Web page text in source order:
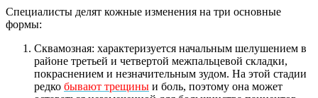
Специалисты делят кожные изменения на три основные
формы:
Сквамозная: характеризуется начальным шелушением в
районе третьей и четвертой межпальцевой складки,
покраснением и незначительным зудом. На этой стадии
редко бывают трещины и боль, поэтому она может